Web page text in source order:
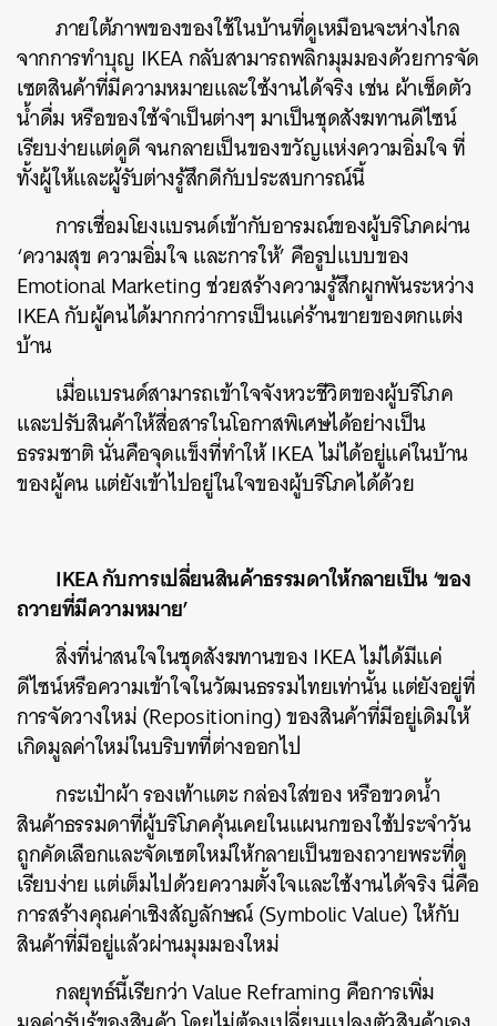
ภายใต้ภาพของของใช้ในบ้านที่ดูเหมือนจะห่างไกล
จากการทำบุญ IKEA กลับสามารถพลิกมุมมองด้วยการจัด
เซตสินค้าที่มีความหมายและใช้งานได้จริง เช่น ผ้าเช็ดตัว
น้ำดื่ม หรือของใช้จำเป็นต่างๆ มาเป็นชุดสังฆทานดีไซน์
เรียบง่ายแต่ดูดี จนกลายเป็นของขวัญแห่งความอิ่มใจ ที่
ทั้งผู้ให้และผู้รับต่างรู้สึกดีกับประสบการณ์นี้
การเชื่อมโยงแบรนด์เข้ากับอารมณ์ของผู้บริโภคผ่าน
‘ความสุข ความอิ่มใจ และการให้’ คือรูปแบบของ
Emotional Marketing ช่วยสร้างความรู้สึกผูกพันระหว่าง
IKEA กับผู้คนได้มากกว่าการเป็นแค่ร้านขายของตกแต่ง
บ้าน
เมื่อแบรนด์สามารถเข้าใจจังหวะชีวิตของผู้บริโภค
และปรับสินค้าให้สื่อสารในโอกาสพิเศษได้อย่างเป็น
ธรรมชาติ นั่นคือจุดแข็งที่ทำให้ IKEA ไม่ได้อยู่แค่ในบ้าน
ของผู้คน แต่ยังเข้าไปอยู่ในใจของผู้บริโภคได้ด้วย
IKEA กับการเปลี่ยนสินค้าธรรมดาให้กลายเป็น ‘ของ
ถวายที่มีความหมาย’
สิ่งที่น่าสนใจในชุดสังฆทานของ IKEA ไม่ได้มีแค่
ดีไซน์หรือความเข้าใจในวัฒนธรรมไทยเท่านั้น แต่ยังอยู่ที่
การจัดวางใหม่ (Repositioning) ของสินค้าที่มีอยู่เดิมให้
เกิดมูลค่าใหม่ในบริบทที่ต่างออกไป
กระเป๋าผ้า รองเท้าแตะ กล่องใส่ของ หรือขวดน้ำ
สินค้าธรรมดาที่ผู้บริโภคคุ้นเคยในแผนกของใช้ประจำวัน
ถูกคัดเลือกและจัดเซตใหม่ให้กลายเป็นของถวายพระที่ดู
เรียบง่าย แต่เต็มไปด้วยความตั้งใจและใช้งานได้จริง นี่คือ
การสร้างคุณค่าเชิงสัญลักษณ์ (Symbolic Value) ให้กับ
สินค้าที่มีอยู่แล้วผ่านมุมมองใหม่
กลยุทธ์นี้เรียกว่า Value Reframing คือการเพิ่ม